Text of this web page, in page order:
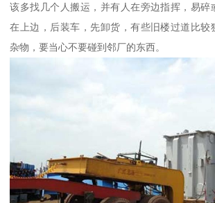
该多找几个人搬运，并有人在旁边指挥，易碎
在上边，后装车，先卸货，有些旧楼过道比较
杂物，要当心不要碰到邻厂的东西。